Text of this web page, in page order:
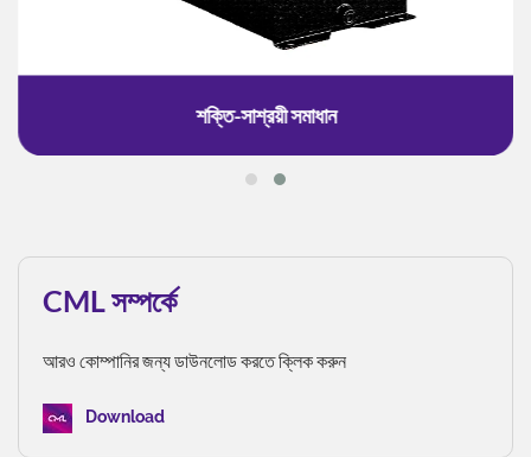
শক্তি-সাশ্রয়ী সমাধান
CML সম্পর্কে
আরও কোম্পানির জন্য ডাউনলোড করতে ক্লিক করুন
Download